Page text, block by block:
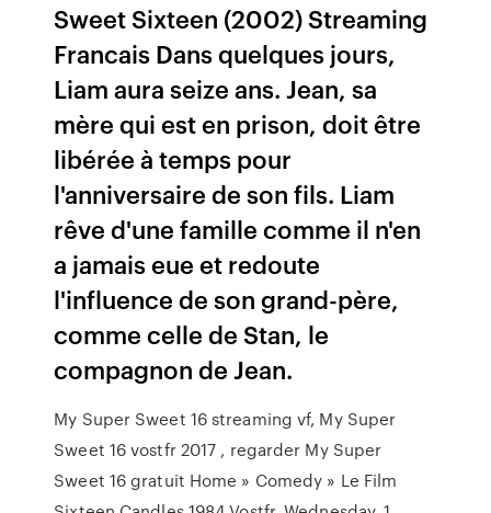
Sweet Sixteen (2002) Streaming
Francais Dans quelques jours,
Liam aura seize ans. Jean, sa
mère qui est en prison, doit être
libérée à temps pour
l'anniversaire de son fils. Liam
rêve d'une famille comme il n'en
a jamais eue et redoute
l'influence de son grand-père,
comme celle de Stan, le
compagnon de Jean.
My Super Sweet 16 streaming vf, My Super
Sweet 16 vostfr 2017 , regarder My Super
Sweet 16 gratuit Home » Comedy » Le Film